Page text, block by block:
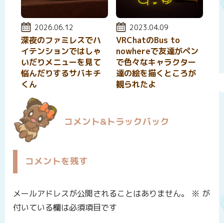
投稿日:
2026.06.12
深夜のファミレスでハ
イテンションではしゃ
いだりメニューを見て
悩んだりするサバキチ
くん
投稿日:
2023.04.09
VRChatのBus to
nowhereで友達がペン
で色々なキャラクター
達の絵を描くところが
観られたよ
コメント&トラックバック
コメントを残す
メールアドレスが公開されることはありません。 ※ が
付いている欄は必須項目です